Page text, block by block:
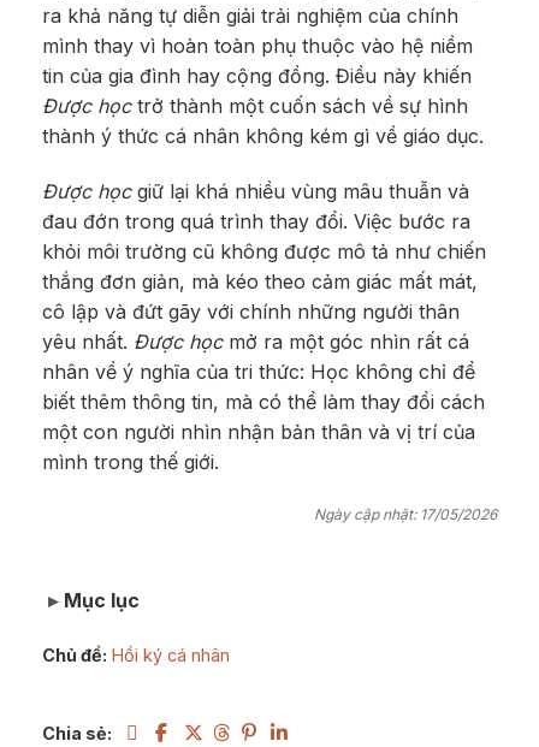
ra khả năng tự diễn giải trải nghiệm của chính
mình thay vì hoàn toàn phụ thuộc vào hệ niềm
tin của gia đình hay cộng đồng. Điều này khiến
Được họctrở thành một cuốn sách về sự hình
thành ý thức cá nhân không kém gì về giáo dục.
Được họcgiữ lại khá nhiều vùng mâu thuẫn và
đau đớn trong quá trình thay đổi. Việc bước ra
khỏi môi trường cũ không được mô tả như chiến
thắng đơn giản, mà kéo theo cảm giác mất mát,
cô lập và đứt gãy với chính những người thân
yêu nhất. Được họcmở ra một góc nhìn rất cá
nhân về ý nghĩa của tri thức: Học không chỉ để
biết thêm thông tin, mà có thể làm thay đổi cách
một con người nhìn nhận bản thân và vị trí của
mình trong thế giới.
Ngày cập nhật: 17/05/2026
Mục lục
Chủ đề: Hồi ký cá nhân
Chia sẻ: